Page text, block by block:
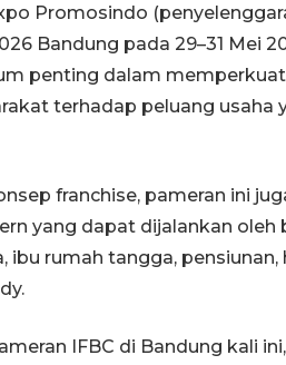
Promosindo
Bandung pada 29–31 Mei
penting dalam
terhadap peluang usaha
franchise, pameran ini
yang dapat dijalankan oleh
ibu rumah tangga,
IFBC di Bandung kali
Pigai:
tetap
29 Juli